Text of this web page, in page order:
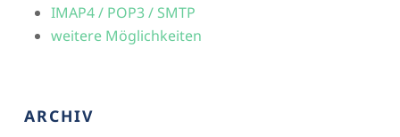
IMAP4 / POP3 / SMTP
weitere Möglichkeiten
ARCHIV